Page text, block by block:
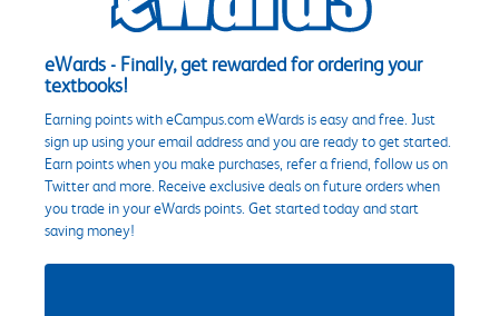
eWards - Finally, get rewarded for ordering your
textbooks!
Earning points with eCampus.com eWards is easy and free. Just
sign up using your email address and you are ready to get started.
Earn points when you make purchases, refer a friend, follow us on
Twitter and more. Receive exclusive deals on future orders when
you trade in your eWards points. Get started today and start
saving money!